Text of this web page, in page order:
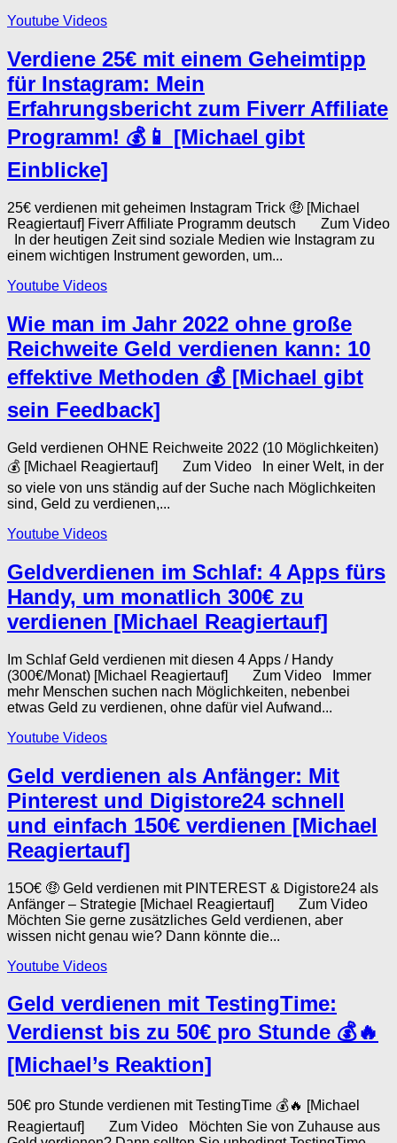
Youtube Videos
Verdiene 25€ mit einem Geheimtipp
für Instagram: Mein
Erfahrungsbericht zum Fiverr Affiliate
Programm! 💰📱 [Michael gibt
Einblicke]
25€ verdienen mit geheimen Instagram Trick 🤑 [Michael
Reagiertauf] Fiverr Affiliate Programm deutsch Zum Video
In der heutigen Zeit sind soziale Medien wie Instagram zu
einem wichtigen Instrument geworden, um...
Youtube Videos
Wie man im Jahr 2022 ohne große
Reichweite Geld verdienen kann: 10
effektive Methoden 💰 [Michael gibt
sein Feedback]
Geld verdienen OHNE Reichweite 2022 (10 Möglichkeiten)
💰 [Michael Reagiertauf] Zum Video In einer Welt, in der
so viele von uns ständig auf der Suche nach Möglichkeiten
sind, Geld zu verdienen,...
Youtube Videos
Geldverdienen im Schlaf: 4 Apps fürs
Handy, um monatlich 300€ zu
verdienen [Michael Reagiertauf]
Im Schlaf Geld verdienen mit diesen 4 Apps / Handy
(300€/Monat) [Michael Reagiertauf] Zum Video Immer
mehr Menschen suchen nach Möglichkeiten, nebenbei
etwas Geld zu verdienen, ohne dafür viel Aufwand...
Youtube Videos
Geld verdienen als Anfänger: Mit
Pinterest und Digistore24 schnell
und einfach 150€ verdienen [Michael
Reagiertauf]
15O€ 🤑 Geld verdienen mit PINTEREST & Digistore24 als
Anfänger – Strategie [Michael Reagiertauf] Zum Video
Möchten Sie gerne zusätzliches Geld verdienen, aber
wissen nicht genau wie? Dann könnte die...
Youtube Videos
Geld verdienen mit TestingTime:
Verdienst bis zu 50€ pro Stunde 💰🔥
[Michael’s Reaktion]
50€ pro Stunde verdienen mit TestingTime 💰🔥 [Michael
Reagiertauf] Zum Video Möchten Sie von Zuhause aus